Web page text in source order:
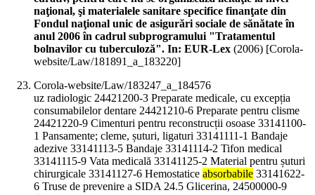
naţional, şi materialele sanitare specifice finanţate din
Fondul naţional unic de asigurări sociale de sănătate în
anul 2006 în cadrul subprogramului "Tratamentul
bolnavilor cu tuberculoză". In: EUR-Lex (2006) [Corola-
website/Law/181891_a_183220]
Corola-website/Law/183247_a_184576
uz radiologic 24421200-3 Preparate medicale, cu excepția
consumabilelor dentare 24421210-6 Preparate pentru clisme
24421220-9 Cimenturi pentru reconstrucții osoase 33141100-
1 Pansamente; cleme, șuturi, ligaturi 33141111-1 Bandaje
adezive 33141113-5 Bandaje 33141114-2 Tifon medical
33141115-9 Vata medicală 33141125-2 Material pentru șuturi
chirurgicale 33141127-6 Hemostatice absorbabile 33141622-
6 Truse de prevenire a SIDA 24.5 Glicerina, 24500000-9